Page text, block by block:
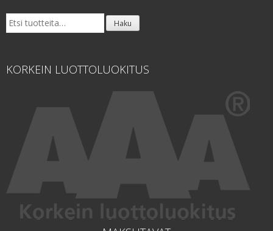
Etsi: Haku
KORKEIN LUOTTOLUOKITUS